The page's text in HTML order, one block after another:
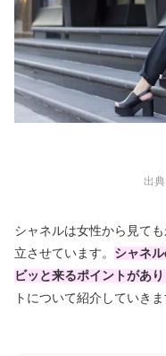
出典
シャネルは女性から見て
立させています。 シャネ
ビッと来るポイントがあり
トについて紹介していきま